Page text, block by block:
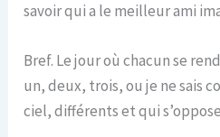
savoir qui a le meilleur ami
Bref. Le jour où chacun se
un, deux, trois, ou je ne sais
ciel, différents et qui